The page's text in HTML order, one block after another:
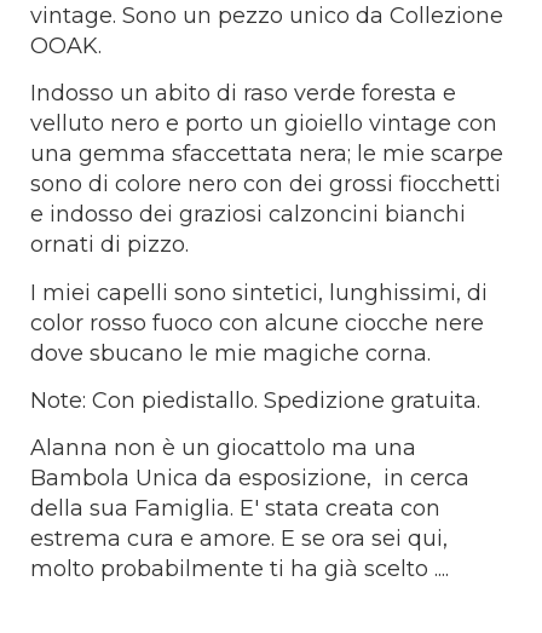
vintage. Sono un pezzo unico da Collezione
OOAK.
Indosso un abito di raso verde foresta e
velluto nero e porto un gioiello vintage con
una gemma sfaccettata nera; le mie scarpe
sono di colore nero con dei grossi fiocchetti
e indosso dei graziosi calzoncini bianchi
ornati di pizzo.
I miei capelli sono sintetici, lunghissimi, di
color rosso fuoco con alcune ciocche nere
dove sbucano le mie magiche corna.
Note: Con piedistallo. Spedizione gratuita.
Alanna non è un giocattolo ma una
Bambola Unica da esposizione, in cerca
della sua Famiglia. E' stata creata con
estrema cura e amore. E se ora sei qui,
molto probabilmente ti ha già scelto ....